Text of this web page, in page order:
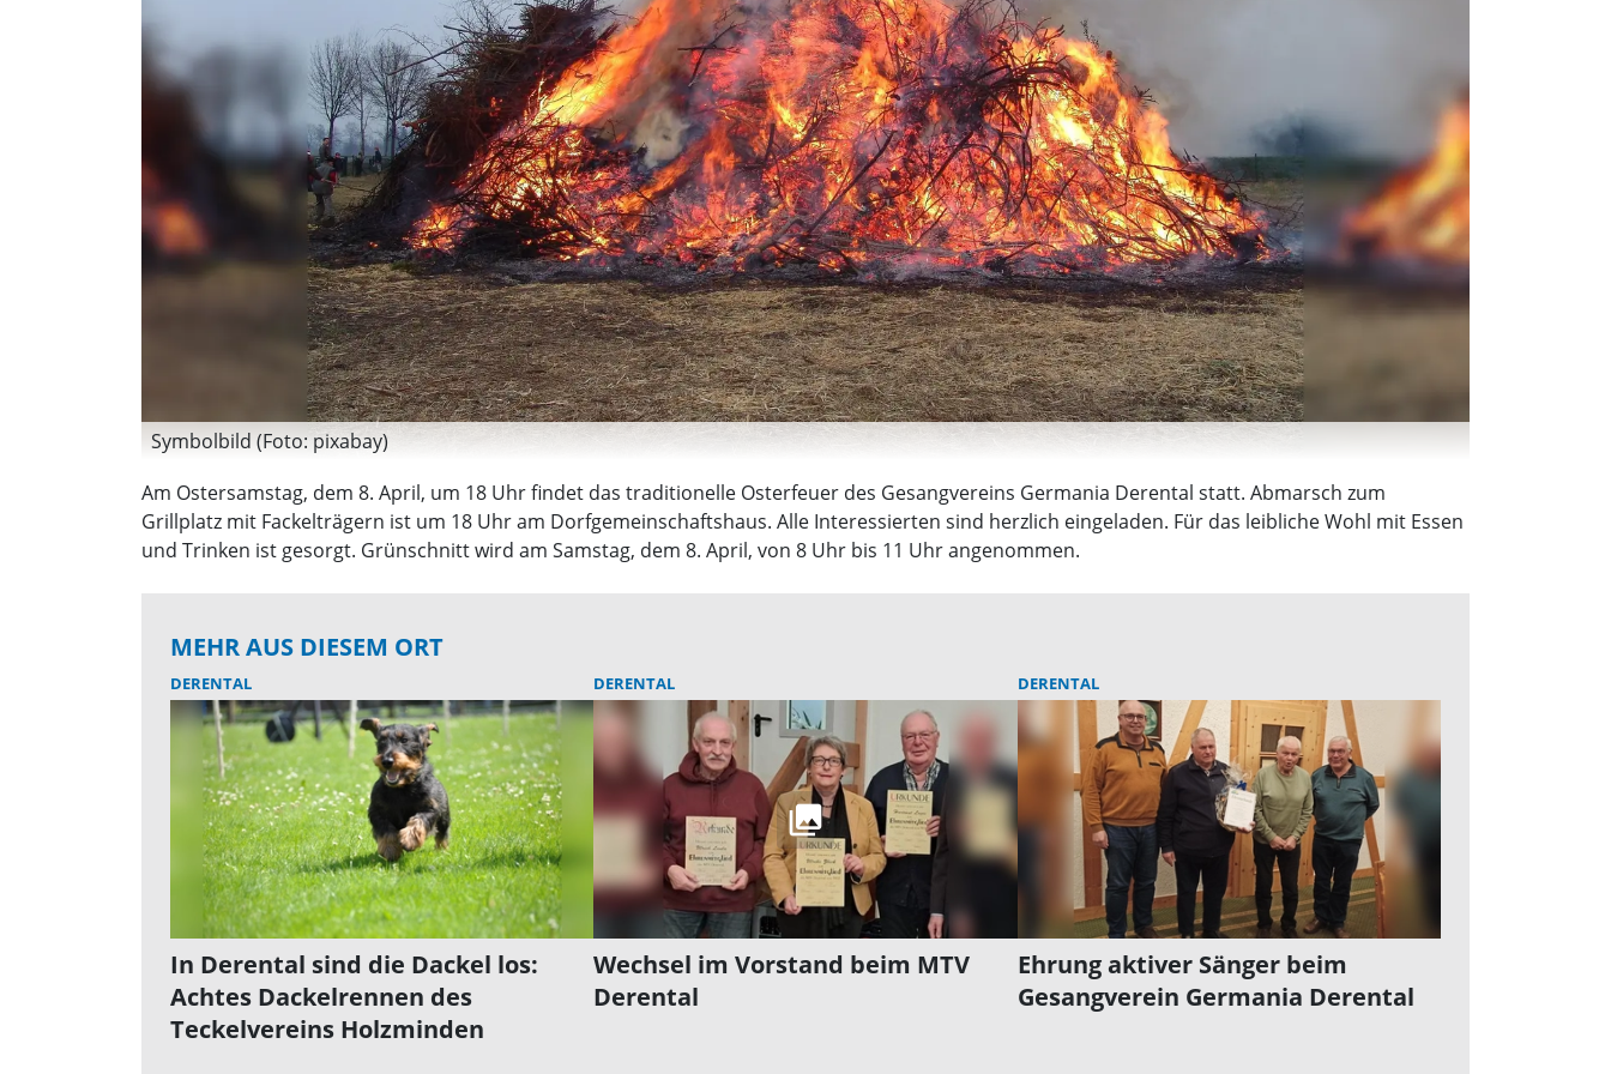
Symbolbild (Foto: pixabay)
Am Ostersamstag, dem 8. April, um 18 Uhr findet das traditionelle Osterfeuer des Gesangvereins Germania Derental statt. Abmarsch zum
Grillplatz mit Fackelträgern ist um 18 Uhr am Dorfgemeinschaftshaus. Alle Interessierten sind herzlich eingeladen. Für das leibliche Wohl mit Essen
und Trinken ist gesorgt. Grünschnitt wird am Samstag, dem 8. April, von 8 Uhr bis 11 Uhr angenommen.
MEHR AUS DIESEM ORT
DERENTAL
In Derental sind die Dackel los:
Achtes Dackelrennen des
Teckelvereins Holzminden
DERENTAL
Wechsel im Vorstand beim MTV
Derental
DERENTAL
Ehrung aktiver Sänger beim
Gesangverein Germania Derental